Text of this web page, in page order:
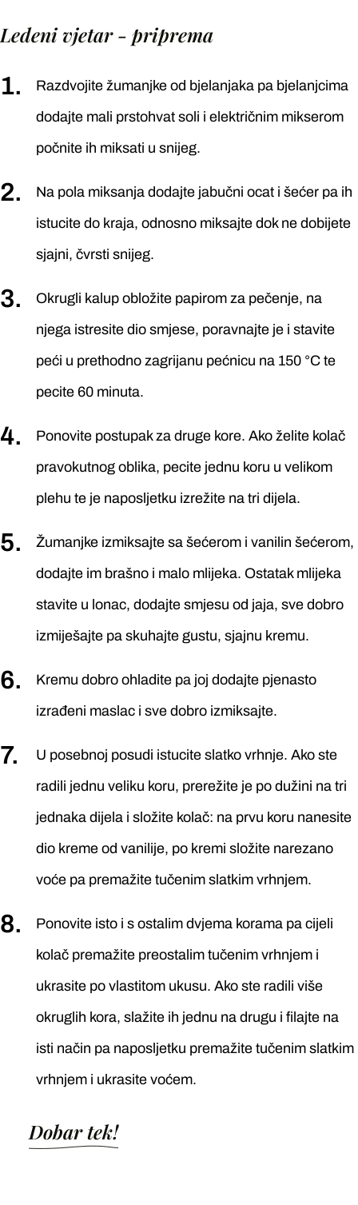
Ledeni vjetar - priprema
Razdvojite žumanjke od bjelanjaka pa bjelanjcima
dodajte mali prstohvat soli i električnim mikserom
počnite ih miksati u snijeg.
Na pola miksanja dodajte jabučni ocat i šećer pa ih
istucite do kraja, odnosno miksajte dok ne dobijete
sjajni, čvrsti snijeg.
Okrugli kalup obložite papirom za pečenje, na
njega istresite dio smjese, poravnajte je i stavite
peći u prethodno zagrijanu pećnicu na 150 °C te
pecite 60 minuta.
Ponovite postupak za druge kore. Ako želite kolač
pravokutnog oblika, pecite jednu koru u velikom
plehu te je naposljetku izrežite na tri dijela.
Žumanjke izmiksajte sa šećerom i vanilin šećerom,
dodajte im brašno i malo mlijeka. Ostatak mlijeka
stavite u lonac, dodajte smjesu od jaja, sve dobro
izmiješajte pa skuhajte gustu, sjajnu kremu.
Kremu dobro ohladite pa joj dodajte pjenasto
izrađeni maslac i sve dobro izmiksajte.
U posebnoj posudi istucite slatko vrhnje. Ako ste
radili jednu veliku koru, prerežite je po dužini na tri
jednaka dijela i složite kolač: na prvu koru nanesite
dio kreme od vanilije, po kremi složite narezano
voće pa premažite tučenim slatkim vrhnjem.
Ponovite isto i s ostalim dvjema korama pa cijeli
kolač premažite preostalim tučenim vrhnjem i
ukrasite po vlastitom ukusu. Ako ste radili više
okruglih kora, slažite ih jednu na drugu i filajte na
isti način pa naposljetku premažite tučenim slatkim
vrhnjem i ukrasite voćem.
Dobar tek!